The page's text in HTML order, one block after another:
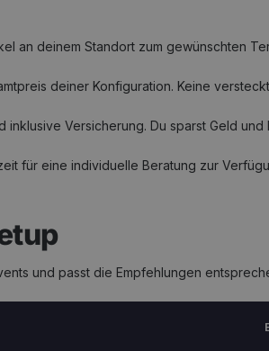
an deinem Standort zum gewünschten
deiner Konfiguration. Keine
inklusive Versicherung. Du sparst Geld
für eine individuelle Beratung zur
und passt die Empfehlungen